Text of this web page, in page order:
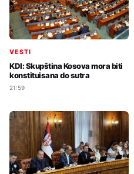
VESTI
KDI: Skupština Kosova mora biti
konstituisana do sutra
21:59